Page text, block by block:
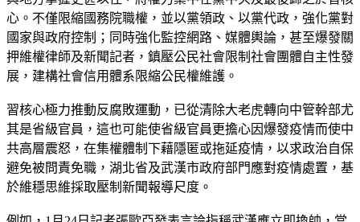
心。不僅限縮國務院職權，並以黨領政、以黨代政，強化黨對
國家與政府控制；同時強化監控網路、媒體輿論，甚至爆發關
押維權律師及新聞記者，鎮壓公民社會限制社會團體自主性發
展，建構社會信用體系限縮公民權維護。
習核心極力推動反腐敗運動，已從清除大老虎轉向中管幹部尤
其是省級官員，這也可能使省級官員更擔心因爆發疫情而使中
共高層震怒，在集權體制下藉隱匿或拖延疫情，以求政治自保
避免被問責免職，湖北省及武漢市政府部門應對疫情處置，基
於維穩思維採取壓制新聞報導尺度。